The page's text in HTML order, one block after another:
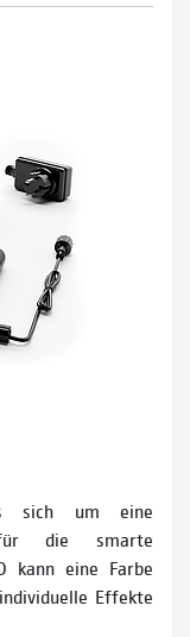
sich um eine
für die smarte
kann eine Farbe
Effekte